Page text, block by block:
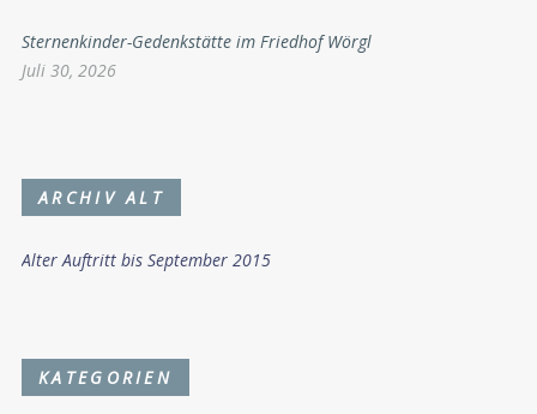
Sternenkinder-Gedenkstätte im Friedhof Wörgl
Juli 30, 2026
ARCHIV ALT
Alter Auftritt bis September 2015
KATEGORIEN